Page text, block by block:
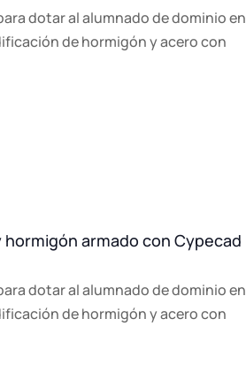
dotar al alumnado de dominio en
de hormigón y acero con
armado con Cypecad
dotar al alumnado de dominio en
de hormigón y acero con